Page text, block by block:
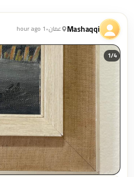
منشورات كتب وهوايات
Mashaqqi عمان•
1 hour ago
1/4